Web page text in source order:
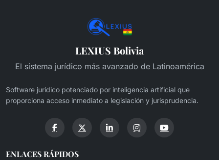
LEXIUS Bolivia
El sistema jurídico más avanzado de Latinoamérica
Software jurídico potenciado por inteligencia artificial que
proporciona acceso inmediato a legislación y jurisprudencia.
ENLACES RÁPIDOS